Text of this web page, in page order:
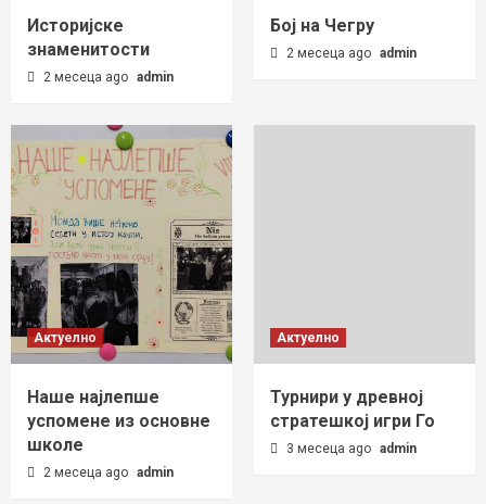
Историјске
знаменитости
2 месеца ago admin
Бој на Чегру
2 месеца ago admin
Актуелно
Наше најлепше
успомене из основне
школе
2 месеца ago admin
Актуелно
Турнири у древној
стратешкој игри Го
3 месеца ago admin